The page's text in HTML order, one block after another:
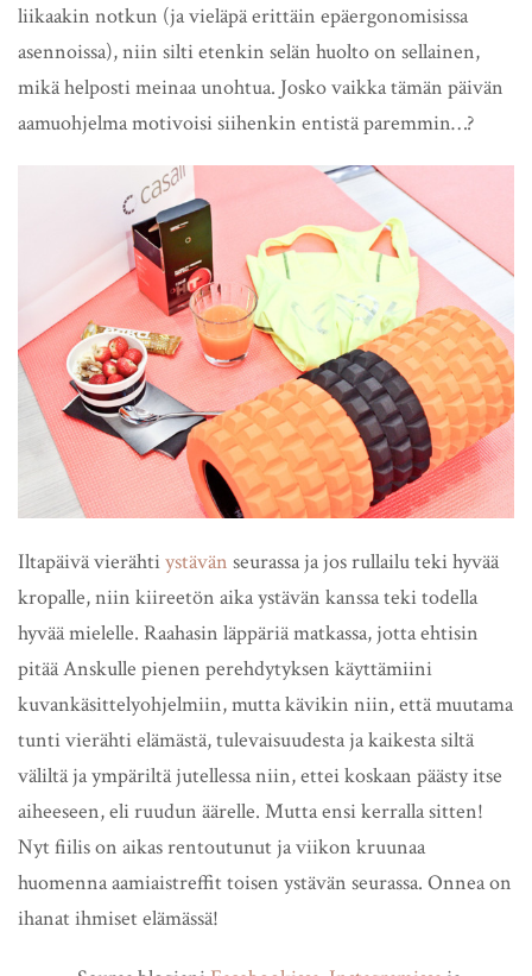
liikaakin notkun (ja vieläpä erittäin epäergonomisissa
asennoissa), niin silti etenkin selän huolto on sellainen,
mikä helposti meinaa unohtua. Josko vaikka tämän päivän
aamuohjelma motivoisi siihenkin entistä paremmin…?
Iltapäivä vierähtiystävän seurassa ja jos rullailu teki hyvää
kropalle, niin kiireetön aika ystävän kanssa teki todella
hyvää mielelle. Raahasin läppäriä matkassa, jotta ehtisin
pitää Anskulle pienen perehdytyksen käyttämiini
kuvankäsittelyohjelmiin, mutta kävikin niin, että muutama
tunti vierähti elämästä, tulevaisuudesta ja kaikesta siltä
väliltä ja ympäriltä jutellessa niin, ettei koskaan päästy itse
aiheeseen, eli ruudun äärelle. Mutta ensi kerralla sitten!
Nyt fiilis on aikas rentoutunut ja viikon kruunaa
huomenna aamiaistreffit toisen ystävän seurassa. Onnea on
ihanat ihmiset elämässä!